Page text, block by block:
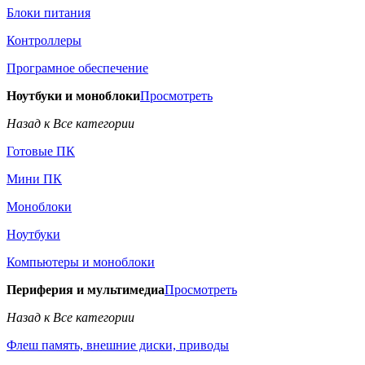
Блоки питания
Контроллеры
Програмное обеспечение
Ноутбуки и моноблокиПросмотреть
Назад к Все категории
Готовые ПК
Мини ПК
Моноблоки
Ноутбуки
Компьютеры и моноблоки
Периферия и мультимедиаПросмотреть
Назад к Все категории
Флеш память, внешние диски, приводы